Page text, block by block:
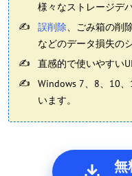
様々なストレージデ
誤削除、ごみ箱の削
などのデータ損失の
直感的で使いやすい
Windows 7、8、10
います。
無